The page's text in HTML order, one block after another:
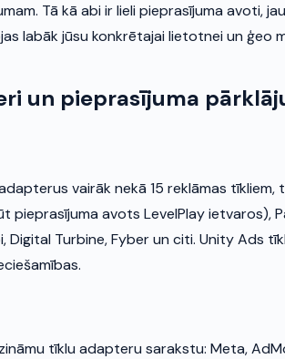
Tā kā abi ir lieli pieprasījuma avoti,
labāk jūsu konkrētajai lietotnei un ģeo
un pieprasījuma
vairāk nekā 15 reklāmas
pieprasījuma avots LevelPlay ietvaros),
Digital Turbine, Fyber un citi. Unity Ads
tīklu adapteru sarakstu: Meta,